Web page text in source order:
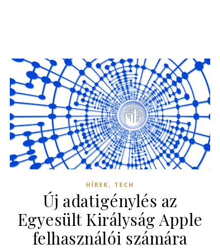
HÍREK, TECH
Új adatigénylés az
Egyesült Királyság Apple
felhasználói számára